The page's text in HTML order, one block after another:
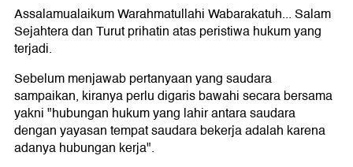
Assalamualaikum Warahmatullahi Wabarakatuh... Salam
Sejahtera dan Turut prihatin atas peristiwa hukum yang
terjadi.
Sebelum menjawab pertanyaan yang saudara
sampaikan, kiranya perlu digaris bawahi secara bersama
yakni "hubungan hukum yang lahir antara saudara
dengan yayasan tempat saudara bekerja adalah karena
adanya hubungan kerja".